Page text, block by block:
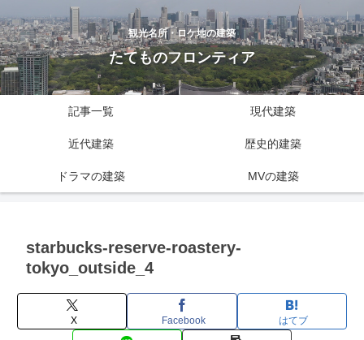
観光名所・ロケ地の建築
たてものフロンティア
記事一覧 現代建築
近代建築 歴史的建築
ドラマの建築 MVの建築
starbucks-reserve-roastery-
tokyo_outside_4
X Facebook はてブ